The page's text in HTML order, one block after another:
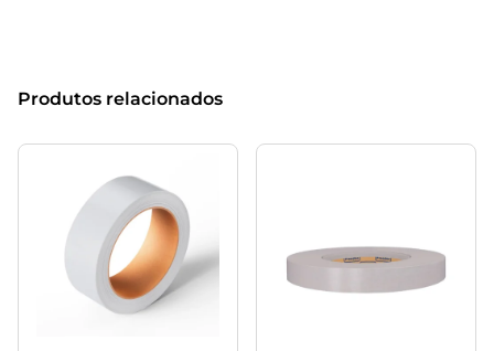
Produtos relacionados